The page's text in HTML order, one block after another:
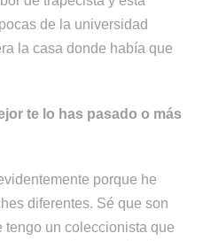
de la universidad
la casa donde había que
te lo has pasado o más
porque he
diferentes. Sé que son
tengo un coleccionista que